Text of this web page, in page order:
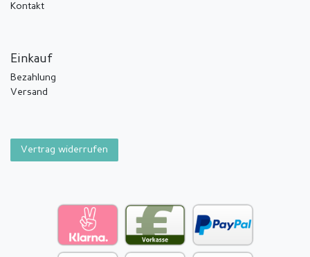
Kontakt
Einkauf
Bezahlung
Versand
Vertrag widerrufen